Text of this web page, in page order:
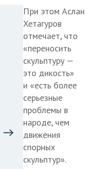
При этом Аслан
Хетагуров
отмечает, что
«переносить
скульптуру —
это дикость»
и «есть более
серьезные
проблемы в
народе, чем
движения
спорных
скульптур».